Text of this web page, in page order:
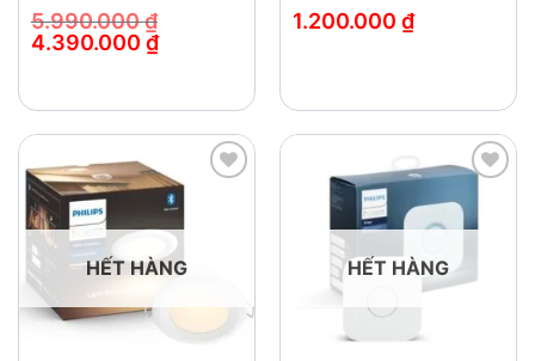
5.990.000₫
5.990.000 ₫.
4.390.000 ₫
là:
1.200.000 ₫
HẾT HÀNG
wishlist
HẾT HÀNG